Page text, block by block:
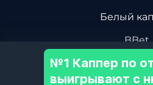
Белый
BBet
Василий
№1 Каппер по
выигрывают с